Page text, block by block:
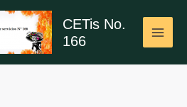
CETis No.
166